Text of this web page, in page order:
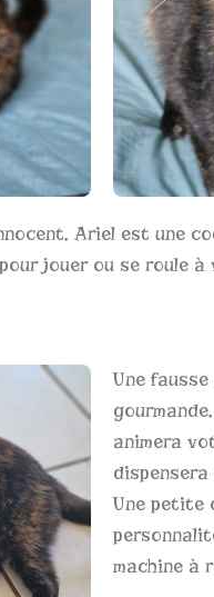
Ariel est une
jouer ou se roule à
Une
animera
Une petite
machine à